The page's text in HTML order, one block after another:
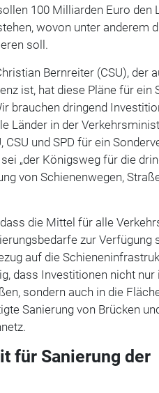
100 Milliarden Euro den
wovon unter anderem
soll.
Bernreiter (CSU), der
ist, hat diese Pläne für ein
brauchen dringend
Länder in der
CSU und SPD für ein
„der Königsweg für die
von Schienenwegen,
die Mittel für alle
zur Verfügung
auf die
dass Investitionen nicht nur
sondern auch in die
Sanierung von Brücken
für Sanierung der